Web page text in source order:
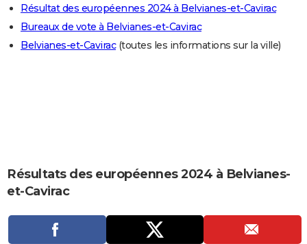
Art de vivre
Bien-être
Loisirs
Mode
Modes de vie
SANTE
Alimentation
Guide de la santé
Maladies
Médicaments
Sommeil
VOYAGE
Carte de Noël
Carte Bonne année
Carte Saint-Valentin
Carte Pâques
Carte d'anniversaire
COPAINS D'AVANT
Résultat des européennes 2024 à Belvianes-et-Cavirac
Bureaux de vote à Belvianes-et-Cavirac
Belvianes-et-Cavirac(toutes les informations sur la ville)
Résultats des européennes 2024 à Belvianes-
et-Cavirac